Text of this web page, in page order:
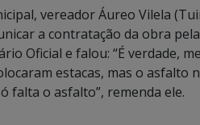
vereador Áureo Vilela
a contratação da obra
Oficial e falou: “É verdade,
estacas, mas o asfalto
falta o asfalto”, remenda ele.